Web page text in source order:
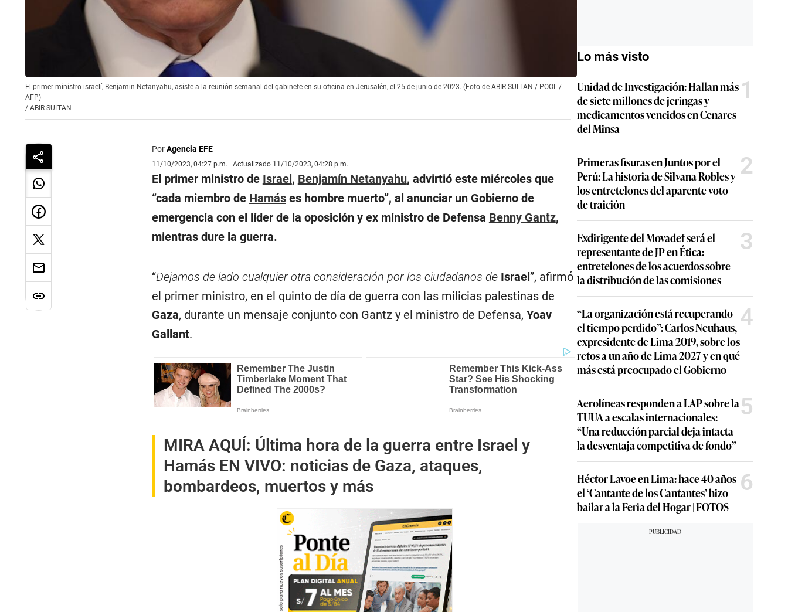
El primer ministro israelí, Benjamin Netanyahu, asiste a la reunión semanal del gabinete en su oficina en Jerusalén, el 25 de junio de 2023. (Foto de ABIR SULTAN / POOL /
AFP)
/ ABIR SULTAN
PorAgencia EFE
11/10/2023, 04:27 p.m. | Actualizado 11/10/2023, 04:28 p.m.
El primer ministro de Israel, Benjamín Netanyahu, advirtió este miércoles que
“cada miembro de Hamáses hombre muerto”, al anunciar un Gobierno de
emergencia con el líder de la oposición y ex ministro de Defensa Benny Gantz,
mientras dure la guerra.
“Dejamos de lado cualquier otra consideración por los ciudadanos de Israel”, afirmó
el primer ministro, en el quinto de día de guerra con las milicias palestinas de
Gaza, durante un mensaje conjunto con Gantz y el ministro de Defensa, Yoav
Gallant.
MIRA AQUÍ: Última hora de la guerra entre Israel y
Hamás EN VIVO: noticias de Gaza, ataques,
bombardeos, muertos y más
Lo más visto
Unidad de Investigación: Hallan más
de siete millones de jeringas y
medicamentos vencidos en Cenares
del Minsa
1
Primeras fisuras en Juntos por el
Perú: La historia de Silvana Robles y
los entretelones del aparente voto
de traición
2
Exdirigente del Movadef será el
representante de JP en Ética:
entretelones de los acuerdos sobre
la distribución de las comisiones
3
“La organización está recuperando
el tiempo perdido”: Carlos Neuhaus,
expresidente de Lima 2019, sobre los
retos a un año de Lima 2027 y en qué
más está preocupado el Gobierno
4
Aerolíneas responden a LAP sobre la
TUUA a escalas internacionales:
“Una reducción parcial deja intacta
la desventaja competitiva de fondo”
5
Héctor Lavoe en Lima: hace 40 años
el ‘Cantante de los Cantantes’ hizo
bailar a la Feria del Hogar | FOTOS
6